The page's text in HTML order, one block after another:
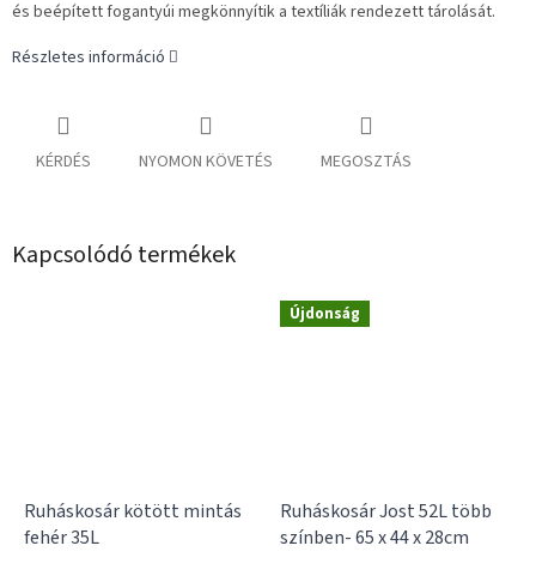
és beépített fogantyúi megkönnyítik a textíliák rendezett tárolását.
Részletes információ
KÉRDÉS NYOMON KÖVETÉS MEGOSZTÁS
Kapcsolódó termékek
Ruháskosár kötött mintás
fehér 35L
Újdonság
Ruháskosár Jost 52L több
színben- 65 x 44 x 28cm